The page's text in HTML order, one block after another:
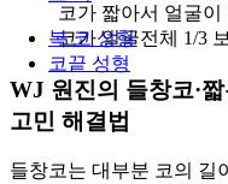
복 코 성형
코끝 성형
코가 짧아서 얼굴
코가 얼굴전체 1/3
WJ 원진의 들창코·
고민 해결법
들창코는 대부분 코의 길